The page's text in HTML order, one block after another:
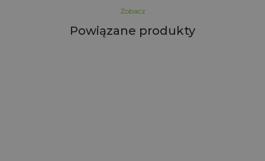
Zobacz
Powiązane produkty